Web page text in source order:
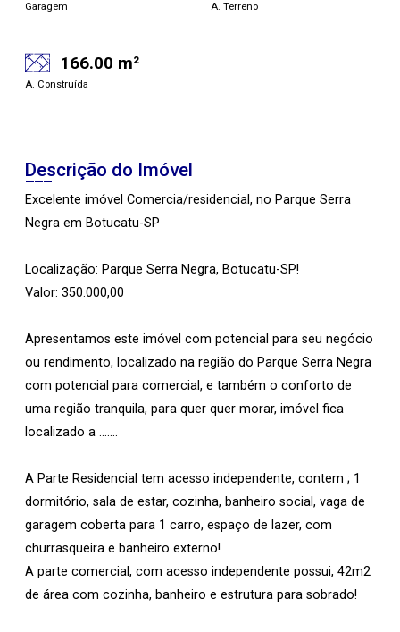
Garagem A. Terreno
166.00 m²
A. Construída
Descrição do Imóvel
Excelente imóvel Comercia/residencial, no Parque Serra
Negra em Botucatu-SP
Localização: Parque Serra Negra, Botucatu-SP!
Valor: 350.000,00
Apresentamos este imóvel com potencial para seu negócio
ou rendimento, localizado na região do Parque Serra Negra
com potencial para comercial, e também o conforto de
uma região tranquila, para quer quer morar, imóvel fica
localizado a .......
A Parte Residencial tem acesso independente, contem ; 1
dormitório, sala de estar, cozinha, banheiro social, vaga de
garagem coberta para 1 carro, espaço de lazer, com
churrasqueira e banheiro externo!
A parte comercial, com acesso independente possui, 42m2
de área com cozinha, banheiro e estrutura para sobrado!